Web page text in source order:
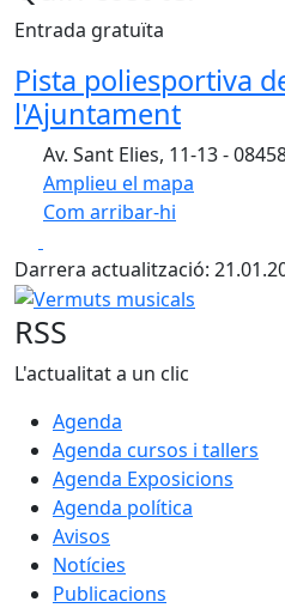
Entrada gratuïta
Pista poliesportiva
l'Ajuntament
Av. Sant Elies, 11-13 -
Amplieu el mapa
Com arribar-hi
+
−
Darrera actualització:
Vermuts musicals
RSS
L'actualitat a un clic
Agenda
Agenda cursos i tallers
Agenda Exposicions
Agenda política
Avisos
Notícies
Publicacions